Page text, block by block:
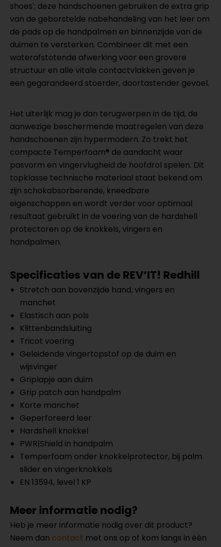
shoes'; deze handschoenen gebruiken de extra grip
van de geborstelde nabehandeling van het leer om
de pads op de handpalmen en binnenzijde van de
duimen te versterken. Combineer dit met een
waterafstotende afwerking voor een grovere
structuur en alle vitale contactvlakken geven je
een gegarandeerd stoerder, doortastender gevoel.
Het uiterlijk mag je dan terugwerpen in de tijd, de
aanwezige beschermende maatregelen van deze
handschoenen zijn hypermodern. Zo trekt het
compacte Temperfoam® de aandacht waar
pasvorm en vingervlugheid de hoofdrol spelen. Dit
topklasse technische materiaal staat bekend om
zijn schokabsorberende, kneedbare
eigenschappen en wordt verder voor optimaal
resultaat gebruikt in de voering van de hardshell
protectoren op de knokkels, vingers en
handpalmen.
Specificaties van de REV’IT! Redhill
Stretch aan bovenzijde hand, vingers en
manchet
Elastisch aan pols
Klittenbandsluiting
Tricot voering
Geleidende vingertopstof op de duim en
wijsvinger
Griplapje aan duim
Grip patch aan handpalm
Korte manchet
Geperforeerd leer
Hardshell knokkel
PWR|Shield in handpalm
Temperfoam onder knokkelprotector, bij palm
slider en vingerknokkels
EN 13594, level 1 KP
Meer informatie nodig?
Heb je meer informatie nodig over dit product?
Neem dan contact met ons op of kom langs in één